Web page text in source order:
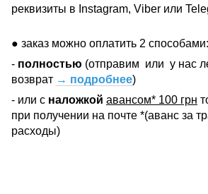
реквизиты в Instagram, Viber или
● заказ можно оплатить 2 способами:
- полностью (отправим или у нас
возврат → подробнее)
- или с наложкой авансом* 100 грн
при получении на почте *(аванс за
расходы)